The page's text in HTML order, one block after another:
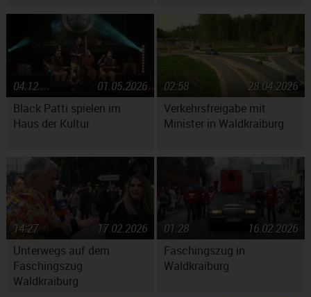
Black Patti spielen im
Haus der Kultur
01.05.2026
04:12
Verkehrsfreigabe mit
Minister in Waldkraiburg
28.04.2026
02:58
Unterwegs auf dem
Faschingszug
Waldkraiburg
17.02.2026
14:27
Faschingszug in
Waldkraiburg
16.02.2026
01:28